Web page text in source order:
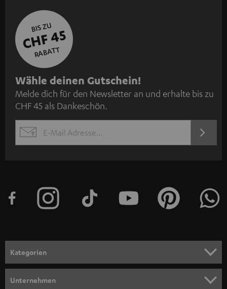
BIS ZU
CHF 45
RABATT
N
e
w
s
l
e
n
m
e
Wähle deinen Gutschein!
Melde dich für den Newsletter an und erhalte bis zu
CHF 45 als Dankeschön.
EMAIL
JETZT
Kategorien
Unternehmen